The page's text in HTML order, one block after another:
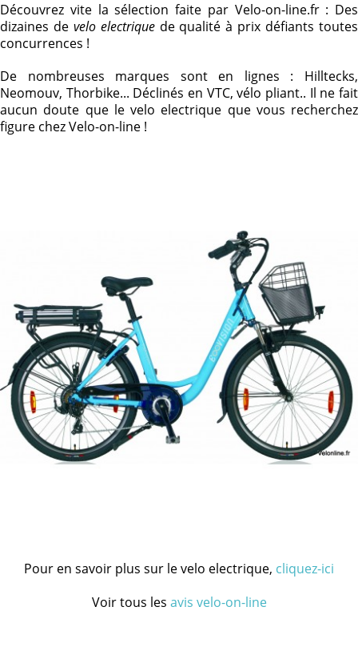
Découvrez vite la sélection faite par Velo-on-line.fr : Des
dizaines de velo electriquede qualité à prix défiants toutes
concurrences !
De nombreuses marques sont en lignes : Hilltecks,
Neomouv, Thorbike... Déclinés en VTC, vélo pliant.. Il ne fait
aucun doute que le velo electrique que vous recherchez
figure chez Velo-on-line !
Pour en savoir plus sur le velo electrique, cliquez-ici
Voir tous les avis velo-on-line